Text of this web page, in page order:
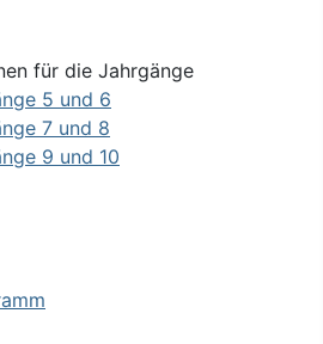
für die Jahrgänge
5 und 6
7 und 8
9 und 10